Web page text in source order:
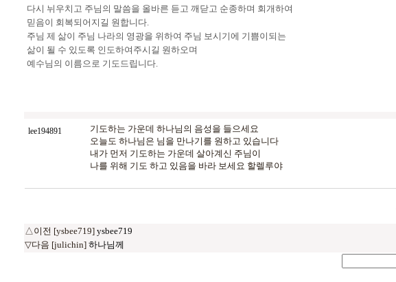
다시 뉘우치고 주님의 말씀을 올바른 듣고 깨닫고 순종하며 회개하여
믿음이 회복되어지길 원합니다.
주님 제 삶이 주님 나라의 영광을 위하여 주님 보시기에 기쁨이되는
삶이 될 수 있도록 인도하여주시길 원하오며
예수님의 이름으로 기도드립니다.
lee194891
기도하는 가운데 하나님의 음성을 들으세요
오늘도 하나님은 님을 만나기를 원하고 있습니다
내가 먼저 기도하는 가운데 살아계신 주님이
나를 위해 기도 하고 있음을 바라 보세요 할렐루야
△이전 [ysbee719] ysbee719
▽다음 [julichin] 하나님께